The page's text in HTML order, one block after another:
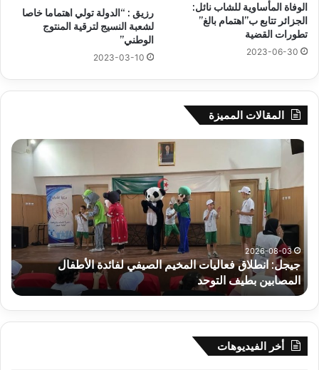
الوفاة المأساوية للشاب نائل:
الجزائر تتابع ب”اهتمام بالغ”
تطورات القضية
2023-06-30
رزيق : “الدولة تولي اهتماما خاصا
لشعبة النسيج لترقية المنتوج
الوطني”
2023-03-10
المقالات المميزة
الصيفي لفائدة الأطفال
الدور
التمهيدي
لأبطال
إفريقيا
وكأس
الكونفدرالية
يوم
الخميس
بالقاهرة
2026-08-03
سحب قرعة الدور التمهيدي
يوم الخميس بالقاهرة
أخر الفيديوهات